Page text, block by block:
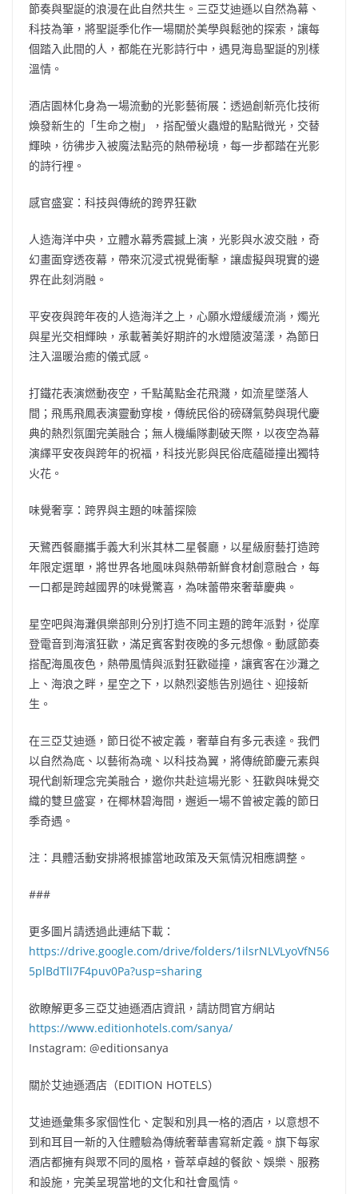
節奏與聖誕的浪漫在此自然共生。三亞艾迪遜以自然為幕、
科技為筆，將聖誕季化作一場關於美學與鬆弛的探索，讓每
個踏入此間的人，都能在光影詩行中，遇見海島聖誕的別樣
溫情。
酒店園林化身為一場流動的光影藝術展：透過創新亮化技術
煥發新生的 「生命之樹」
，搭配螢火蟲燈的點點微光，交替
輝映，彷彿步入被魔法點亮的熱帶秘境，每一步都踏在光影
的詩行裡。
感官盛宴：科技與傳統的跨界狂歡
人造海洋中央，立體水幕秀震撼上演，光影與水波交融，奇
幻畫面穿透夜幕，帶來沉浸式視覺衝擊，讓虛擬與現實的邊
界在此刻消融。
平安夜與跨年夜的人造海洋之上，心願水燈緩緩流淌，燭光
與星光交相輝映，承載著美好期許的水燈隨波蕩漾，為節日
注入溫暖治癒的儀式感。
打鐵花表演燃動夜空，千點萬點金花飛濺，如流星墜落人
間；飛馬飛鳳表演靈動穿梭，傳統民俗的磅礴氣勢與現代慶
典的熱烈氛圍完美融合；無人機編隊劃破天際，以夜空為幕
演繹平安夜與跨年的祝福，科技光影與民俗底蘊碰撞出獨特
火花。
味覺奢享：跨界與主題的味蕾探險
天鷺西餐廳攜手義大利米其林二星餐廳，以星級廚藝打造跨
年限定選單，將世界各地風味與熱帶新鮮食材創意融合，每
一口都是跨越國界的味覺驚喜，為味蕾帶來奢華慶典。
星空吧與海灘俱樂部則分別打造不同主題的跨年派對，從摩
登電音到海濱狂歡，滿足賓客對夜晚的多元想像。動感節奏
搭配海風夜色，熱帶風情與派對狂歡碰撞，讓賓客在沙灘之
上、海浪之畔，星空之下，以熱烈姿態告別過往、迎接新
生。
在三亞艾迪遜，節日從不被定義，奢華自有多元表達。我們
以自然為底、以藝術為魂、以科技為翼，將傳統節慶元素與
現代創新理念完美融合，邀你共赴這場光影、狂歡與味覺交
織的雙旦盛宴，在椰林碧海間，邂逅一場不曾被定義的節日
季奇遇。
注：具體活動安排將根據當地政策及天氣情況相應調整。
###
更多圖片請透過此連結下載：
https://drive.google.com/drive/folders/1ilsrNLVLyoVfN56
5plBdTlI7F4puv0Pa?usp=sharing
欲瞭解更多三亞艾迪遜酒店資訊，請訪問官方網站
https://www.editionhotels.com/sanya/
Instagram: @editionsanya
關於艾迪遜酒店（EDITION HOTELS）
艾迪遜彙集多家個性化、定製和別具一格的酒店，以意想不
到和耳目一新的入住體驗為傳統奢華書寫新定義。旗下每家
酒店都擁有與眾不同的風格，薈萃卓越的餐飲、娛樂、服務
和設施，完美呈現當地的文化和社會風情。